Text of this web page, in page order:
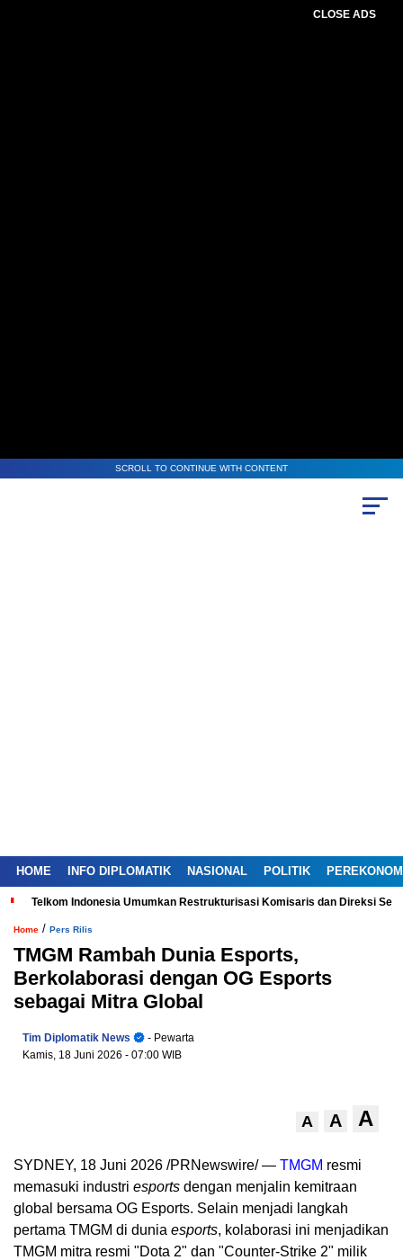
CLOSE ADS
SCROLL TO CONTINUE WITH CONTENT
HOME INFO DIPLOMATIK NASIONAL POLITIK
Telkom Indonesia Umumkan Restrukturisasi Komisaris dan Direksi
Home / Pers Rilis
TMGM Rambah Dunia Esports,
Berkolaborasi dengan OG Esports
sebagai Mitra Global
Tim Diplomatik News
- Pewarta
Kamis, 18 Juni 2026 - 07:00 WIB
A A A
SYDNEY, 18 Juni 2026 /PRNewswire/ — TMGM resmi
memasuki industri esports dengan menjalin kemitraan
global bersama OG Esports. Selain menjadi langkah
pertama TMGM di dunia esports, kolaborasi ini menjadikan
TMGM mitra resmi "Dota 2" dan "Counter-Strike 2" milik